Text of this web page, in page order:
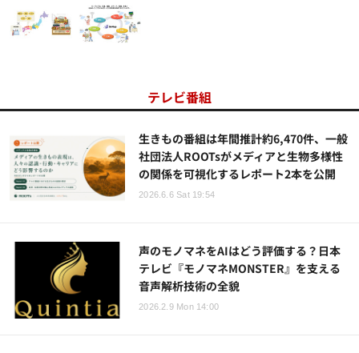
テレビ番組
生きもの番組は年間推計約6,470件、一般
社団法人ROOTsがメディアと生物多様性
の関係を可視化するレポート2本を公開
2026.6.6 Sat 19:54
声のモノマネをAIはどう評価する？日本
テレビ『モノマネMONSTER』を支える
音声解析技術の全貌
2026.2.9 Mon 14:00